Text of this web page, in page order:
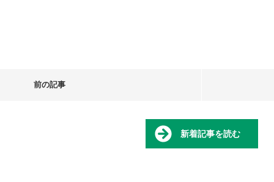
前の記事
新着記事を読む